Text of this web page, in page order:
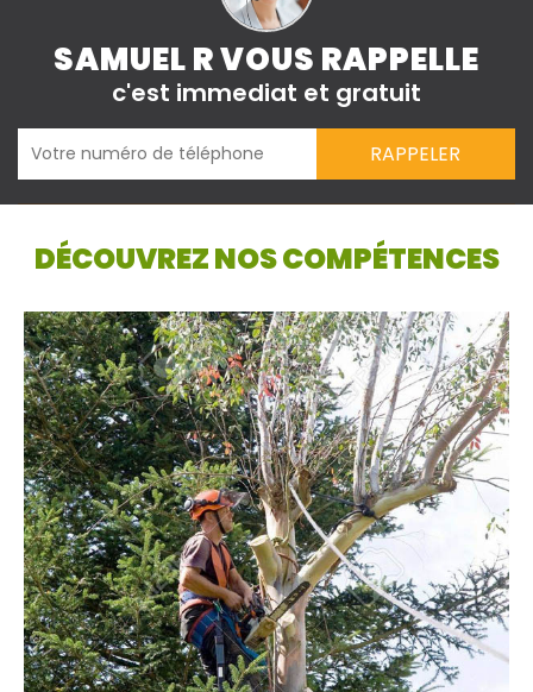
SAMUEL R VOUS RAPPELLE
c'est immediat et gratuit
DÉCOUVREZ NOS COMPÉTENCES